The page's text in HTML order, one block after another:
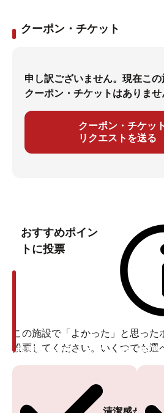
クーポン・チケット
申し訳ございません。現在この
クーポン・チケットはありませ
クーポン・チケッ
リクエストを送る
おすすめポイン
トに投票
この施設で「よかった」と思った
投票してください。いくつでも選
投票ありがとうございます 投票